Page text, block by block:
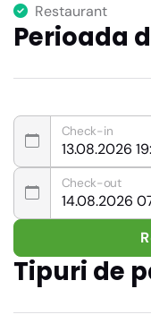
Restaurant
Perioada
Check-in
Check-out
Tipuri de